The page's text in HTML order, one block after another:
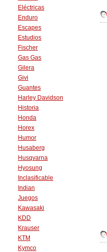
Eléctricas
Enduro
Escapes
Estudios
Fischer
Gas Gas
Gilera
Givi
Guantes
Harley Davidson
Historia
Honda
Horex
Humor
Husaberg
Husqvarna
Hyosung
Inclasificable
Indian
Juegos
Kawasaki
KDD
Krauser
KTM
Kymco